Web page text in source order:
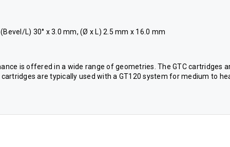
L) 30° x 3.0 mm, (Ø x L) 2.5 mm x 16.0 mm
is offered in a wide range of geometries. The GTC cartridges
are typically used with a GT120 system for medium to